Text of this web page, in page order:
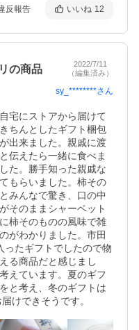
反報告 いいね 12
の商品
2022/7/11
（編集済み）
sy_********さん
宅にストアから届けて
ちんとしたギフト梱包
出来ました。親戚に渡
伝えたら一緒に食べま
た。勝手知った親戚な
もらいました。柿その
みんなで驚き、口の中
そのままシャーベット
柿そのものの風味で雑
がわかりました。市田
ったギフトでしたので物
る商品だと感じまし
えています。夏のギフ
と考え、冬のギフトは
けできそうです。